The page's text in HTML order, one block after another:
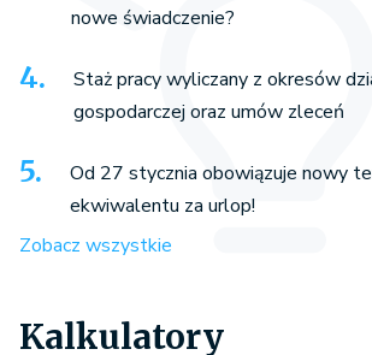
nowe świadczenie?
Staż pracy wyliczany z okresów
gospodarczej oraz umów zleceń
Od 27 stycznia obowiązuje nowy
ekwiwalentu za urlop!
Zobacz wszystkie
Kalkulatory